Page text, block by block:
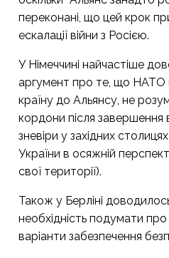
переконані, що цей крок
ескалації війни з Росією.
У Німеччині найчастіше
аргумент про те, що
країну до Альянсу, не
кордони після завершення
зневіри у західних
України в осяжній
свої території).
Також у Берліні
необхідність подумати про
варіанти забезпечення